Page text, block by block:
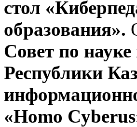
стол
образования».
Совет по
Республики
«Homo